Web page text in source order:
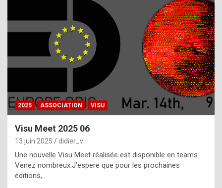
h
a
t
t
2025 ASSOCIATION VISU
Visu Meet 2025 06
13 juin 2025 didier_v
Une nouvelle Visu Meet réalisée est disponible en teams.
Venez nombreux.J’espere que pour les prochaines
éditions,…